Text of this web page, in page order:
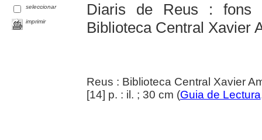
seleccionar
imprimir
Diaris de Reus : fons
Biblioteca Central Xavier
Reus : Biblioteca Central Xavier
[14] p. : il. ; 30 cm (Guia de Lectura